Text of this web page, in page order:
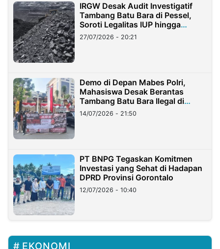
IRGW Desak Audit Investigatif
Tambang Batu Bara di Pessel,
Soroti Legalitas IUP hingga
Stockpile
27/07/2026 - 20:21
Demo di Depan Mabes Polri,
Mahasiswa Desak Berantas
Tambang Batu Bara Ilegal di
Lampung
14/07/2026 - 21:50
PT BNPG Tegaskan Komitmen
Investasi yang Sehat di Hadapan
DPRD Provinsi Gorontalo
12/07/2026 - 10:40
EKONOMI